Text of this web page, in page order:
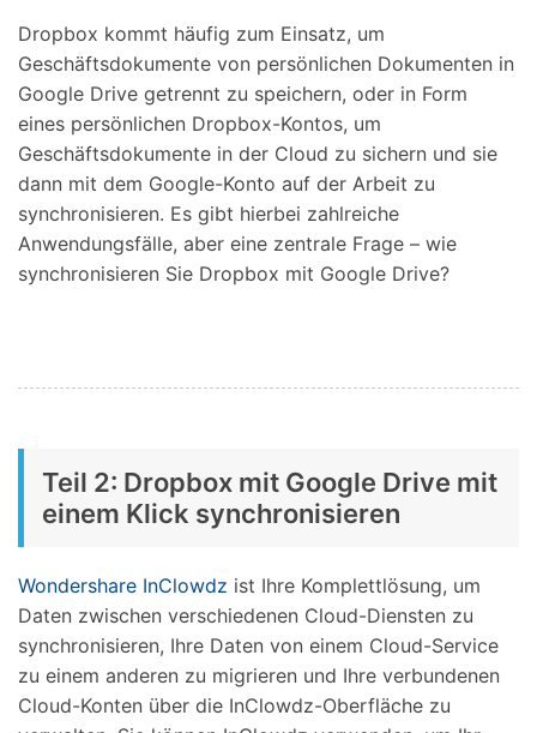
Dropbox kommt häufig zum Einsatz, um
Geschäftsdokumente von persönlichen Dokumenten in
Google Drive getrennt zu speichern, oder in Form
eines persönlichen Dropbox-Kontos, um
Geschäftsdokumente in der Cloud zu sichern und sie
dann mit dem Google-Konto auf der Arbeit zu
synchronisieren. Es gibt hierbei zahlreiche
Anwendungsfälle, aber eine zentrale Frage – wie
synchronisieren Sie Dropbox mit Google Drive?
Teil 2: Dropbox mit Google Drive mit
einem Klick synchronisieren
Wondershare InClowdz ist Ihre Komplettlösung, um
Daten zwischen verschiedenen Cloud-Diensten zu
synchronisieren, Ihre Daten von einem Cloud-Service
zu einem anderen zu migrieren und Ihre verbundenen
Cloud-Konten über die InClowdz-Oberfläche zu